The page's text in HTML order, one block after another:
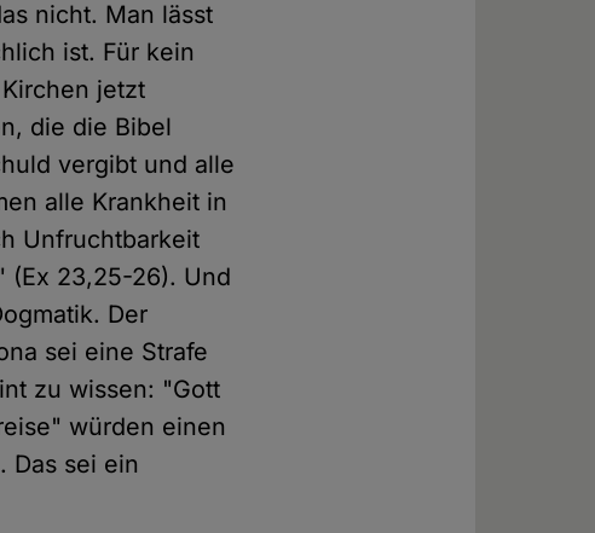
nicht. Man lässt
ist. Für kein
jetzt
die die Bibel
vergibt und alle
alle Krankheit in
Unfruchtbarkeit
(Ex 23,25-26). Und
Der
sei eine Strafe
zu wissen: "Gott
würden einen
Das sei ein